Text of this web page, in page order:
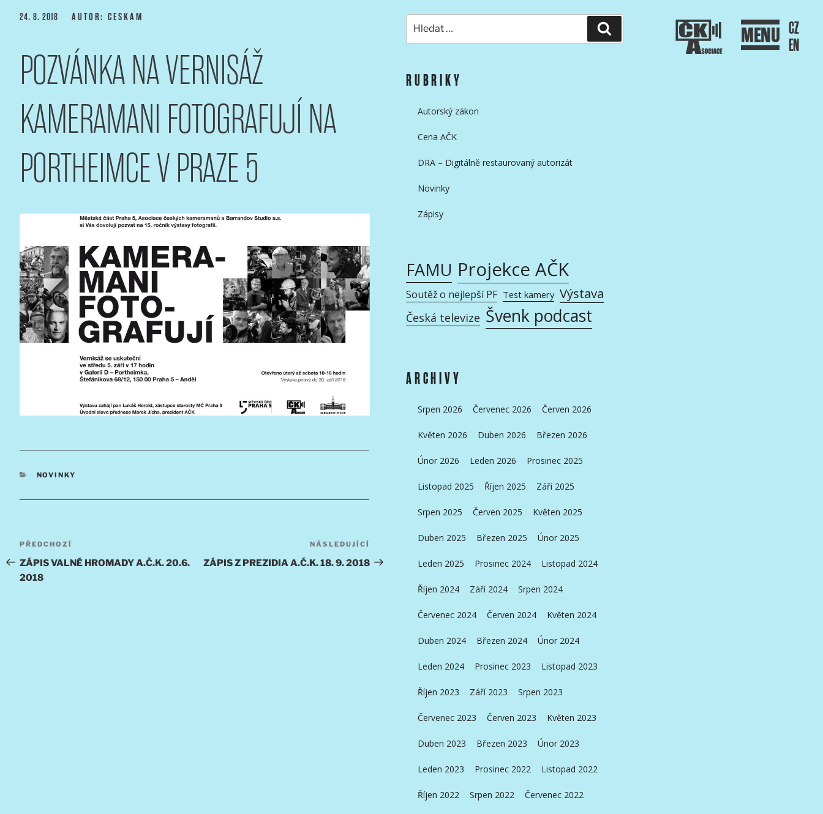
Přejít
webu
MENU CZ
EN
ASOCIACE ČESKÝCH KAMERAMANŮ
webový portál Asociace českých kameramanů
PUBLIKOVÁNO
24. 8. 2018 AUTOR: CESKAM
POZVÁNKA NA VERNISÁŽ
KAMERAMANI FOTOGRAFUJÍ NA
PORTHEIMCE V PRAZE 5
RUBRIKY
NOVINKY
Navigace
pro
příspěvek
Předchozí
příspěvek
PŘEDCHOZÍ
ZÁPIS VALNÉ HROMADY A.Č.K. 20.6.
2018
příspěvek
NÁSLEDUJÍCÍ
ZÁPIS Z PREZIDIA A.Č.K. 18. 9. 2018
RUBRIKY
Autorský zákon
Cena AČK
DRA – Digitálně restaurovaný autorizát
Novinky
Zápisy
FAMU Projekce AČK
Soutěž o nejlepší PF Test kamery Výstava
Česká televize Švenk podcast
ARCHIVY
Srpen 2026 Červenec 2026 Červen 2026
Květen 2026 Duben 2026 Březen 2026
Únor 2026 Leden 2026 Prosinec 2025
Listopad 2025 Říjen 2025 Září 2025
Srpen 2025 Červen 2025 Květen 2025
Duben 2025 Březen 2025 Únor 2025
Leden 2025 Prosinec 2024 Listopad 2024
Říjen 2024 Září 2024 Srpen 2024
Červenec 2024 Červen 2024 Květen 2024
Duben 2024 Březen 2024 Únor 2024
Leden 2024 Prosinec 2023 Listopad 2023
Říjen 2023 Září 2023 Srpen 2023
Červenec 2023 Červen 2023 Květen 2023
Duben 2023 Březen 2023 Únor 2023
Leden 2023 Prosinec 2022 Listopad 2022
Říjen 2022 Srpen 2022 Červenec 2022